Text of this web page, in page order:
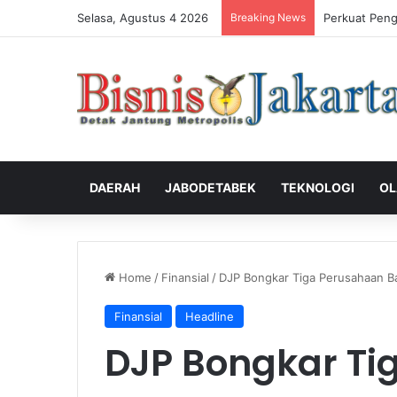
Selasa, Agustus 4 2026 Breaking News Perkuat
DAERAH JABODETABEK TEKNOLOGI
Home / Finansial / DJP Bongkar Tiga Perusahaan
Finansial Headline
DJP Bongkar